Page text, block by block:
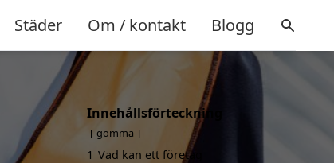
Städer Om / kontakt Blogg
Innehållsförteckning
gömma
1 Vad kan ett företag